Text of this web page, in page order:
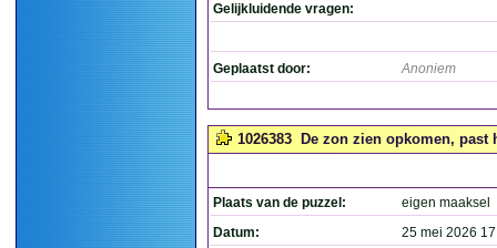
Gelijkluidende vragen:
Geplaatst door: Anoniem
1026383 De zon zien opkomen, past
Plaats van de puzzel:
eigen maaksel
Datum:
25 mei 2026